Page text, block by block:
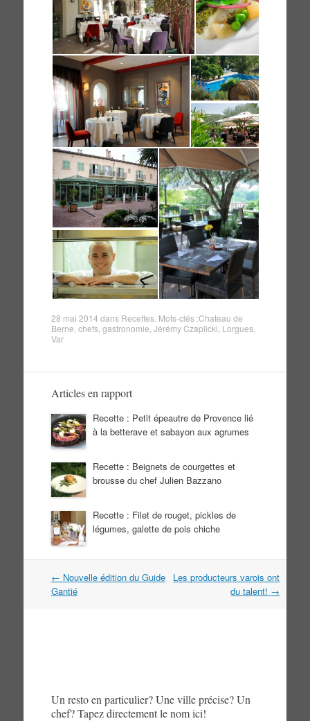
28 mai 2014 dans Recettes. Mots-clés :Chateau de
Berne,chefs,gastronomie,Jérémy Czaplicki, Lorgues,
Var
Articles en rapport
Recette : Petit épeautre de Provence lié
à la betterave et sabayon aux agrumes
Recette : Beignets de courgettes et
brousse du chef Julien Bazzano
Recette : Filet de rouget, pickles de
légumes, galette de pois chiche
Navigation
dans
← Nouvelle édition du Guide
Gantié
Les producteurs varois ont
du talent! →
Un resto en particulier? Une ville précise? Un
chef? Tapez directement le nom ici!